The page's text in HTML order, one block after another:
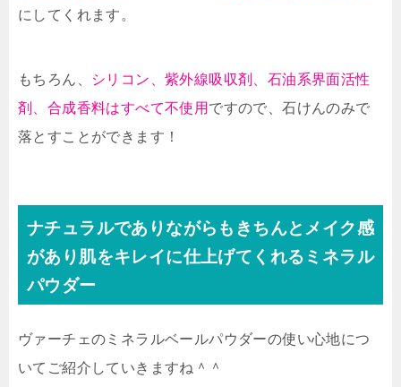
にしてくれます。
もちろん、
シリコン、紫外線吸収剤、石油系界面活性
剤、合成香料はすべて不使用 ですので、石けんのみで
落とすことができます！
ナチュラルでありながらもきちんとメイク感
があり肌をキレイに仕上げてくれるミネラル
パウダー
ヴァーチェのミネラルベールパウダーの使い心地につ
いてご紹介していきますね＾＾